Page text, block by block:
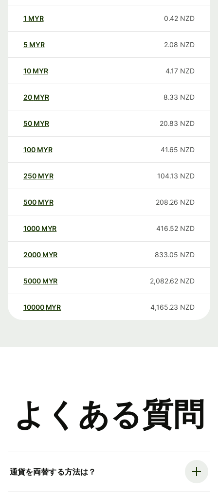
1 MYR 0.42 NZD
5 MYR 2.08 NZD
10 MYR 4.17 NZD
20 MYR 8.33 NZD
50 MYR 20.83 NZD
100 MYR 41.65 NZD
250 MYR 104.13 NZD
500 MYR 208.26 NZD
1000 MYR 416.52 NZD
2000 MYR 833.05 NZD
5000 MYR 2,082.62 NZD
10000 MYR 4,165.23 NZD
よくある質問
通貨を両替する方法は？